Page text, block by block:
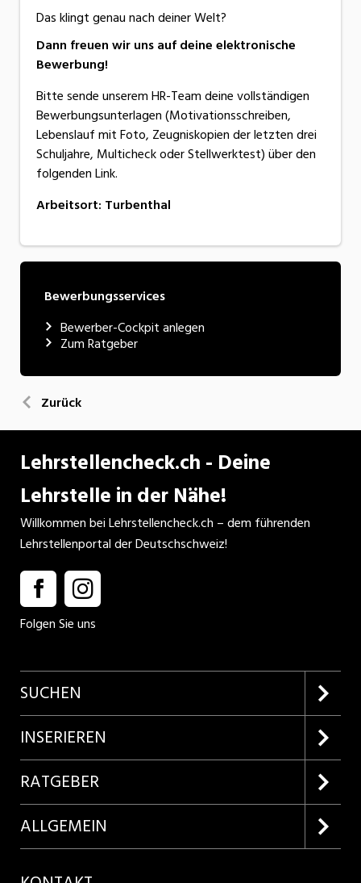
Das klingt genau nach deiner Welt?
Dann freuen wir uns auf deine elektronische
Bewerbung!
Bitte sende unserem HR-Team deine vollständigen
Bewerbungsunterlagen (Motivationsschreiben,
Lebenslauf mit Foto, Zeugniskopien der letzten drei
Schuljahre, Multicheck oder Stellwerktest) über den
folgenden Link.
Arbeitsort: Turbenthal
Bewerbungsservices
Bewerber-Cockpit anlegen
Zum Ratgeber
Zurück
Lehrstellencheck.ch - Deine
Lehrstelle in der Nähe!
Willkommen bei Lehrstellencheck.ch – dem führenden
Lehrstellenportal der Deutschschweiz!
Folgen Sie uns
SUCHEN
Firmenprofile entdecken
Lehrstellen suchen
INSERIEREN
Kundenlogin
Inserieren
Produkte
RATGEBER
Lehrberufe entdecken
ALLGEMEIN